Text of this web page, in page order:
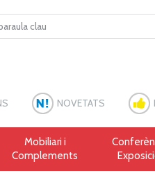
NOVETATS
Mobiliari i
Complements